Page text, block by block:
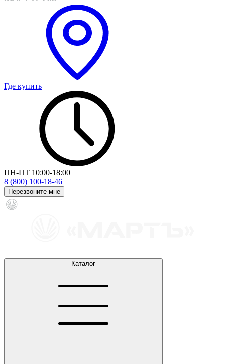
Где купить
ПН-ПТ 10:00-18:00
8 (800) 100-18-46
Перезвоните мне
Каталог